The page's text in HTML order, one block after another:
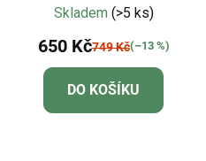
oranžová
Skladem (>5 ks)
650 Kč749 Kč(–13 %)
DO KOŠÍKU